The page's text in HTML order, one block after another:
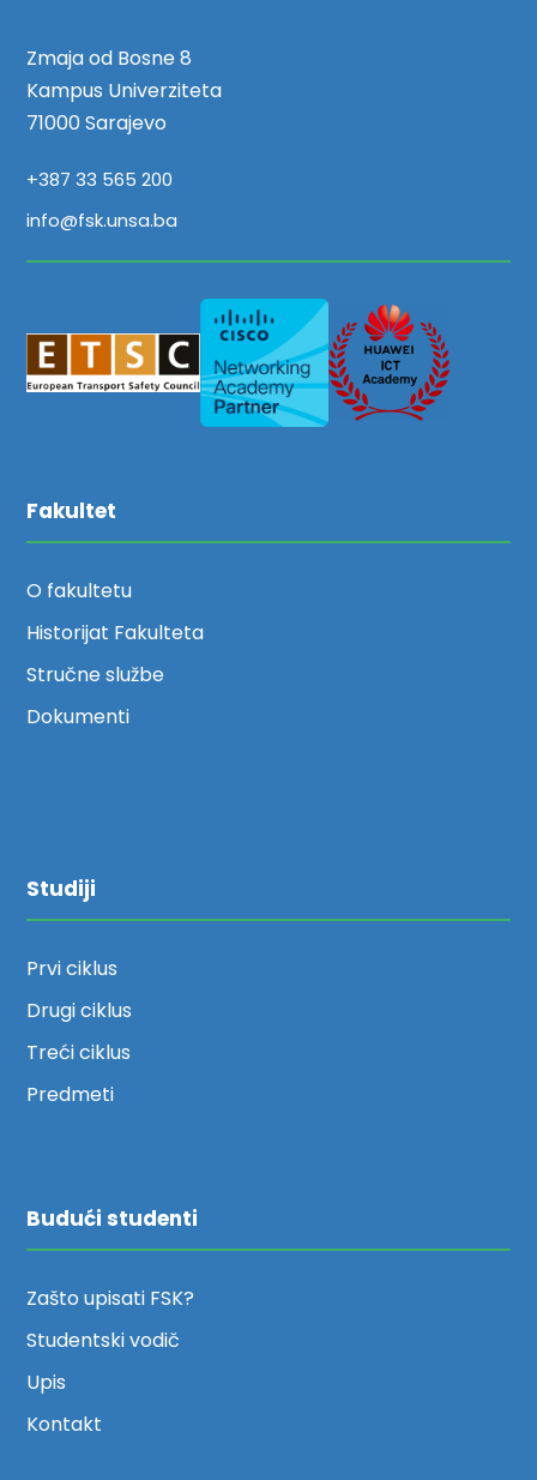
Zmaja od Bosne 8
Kampus Univerziteta
71000 Sarajevo
+387 33 565 200
info@fsk.unsa.ba
Fakultet
O fakultetu
Historijat Fakulteta
Stručne službe
Dokumenti
Studiji
Prvi ciklus
Drugi ciklus
Treći ciklus
Predmeti
Budući studenti
Zašto upisati FSK?
Studentski vodič
Upis
Kontakt